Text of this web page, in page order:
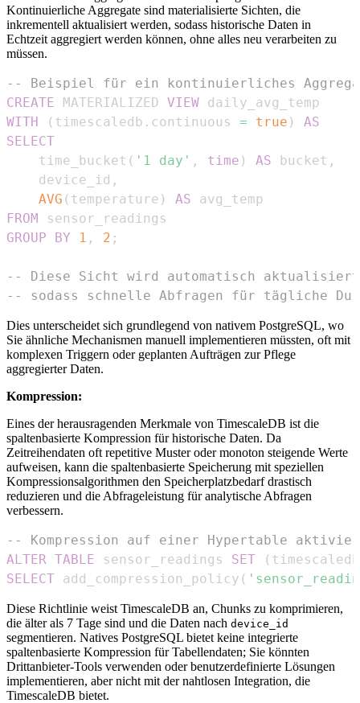
Kontinuierliche Aggregate sind materialisierte Sichten, die
inkrementell aktualisiert werden, sodass historische Daten in
Echtzeit aggregiert werden können, ohne alles neu verarbeiten zu
müssen.
-- Beispiel für ein kontinuierliches
CREATE MATERIALIZED VIEW
WITH
( timescaledb . continuous = true )
AS
SELECT
    time_bucket
( '1 day' , time ) AS bucket ,
    device_id
,
AVG ( temperature ) AS
FROM
GROUP
BY 1 , 2 ;
-- Diese Sicht wird automatisch
-- sodass schnelle Abfragen für tägliche
Dies unterscheidet sich grundlegend von nativem PostgreSQL, wo
Sie ähnliche Mechanismen manuell implementieren müssten, oft mit
komplexen Triggern oder geplanten Aufträgen zur Pflege
aggregierter Daten.
Kompression:
Eines der herausragenden Merkmale von TimescaleDB ist die
spaltenbasierte Kompression für historische Daten. Da
Zeitreihendaten oft repetitive Muster oder monoton steigende Werte
aufweisen, kann die spaltenbasierte Speicherung mit speziellen
Kompressionsalgorithmen den Speicherplatzbedarf drastisch
reduzieren und die Abfrageleistung für analytische Abfragen
verbessern.
-- Kompression auf einer Hypertable
ALTER TABLE sensor_readings SET ( timescaledb
SELECT add_compression_policy (
Diese Richtlinie weist TimescaleDB an, Chunks zu komprimieren,
die älter als 7 Tage sind und die Daten nach device_id
segmentieren. Natives PostgreSQL bietet keine integrierte
spaltenbasierte Kompression für Tabellendaten; Sie könnten
Drittanbieter-Tools verwenden oder benutzerdefinierte Lösungen
implementieren, aber nicht mit der nahtlosen Integration, die
TimescaleDB bietet.